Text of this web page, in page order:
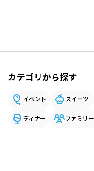
カテゴリから探す
イベント スイーツ
ディナー ファミリー